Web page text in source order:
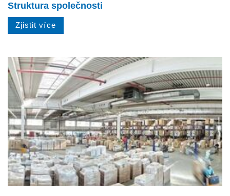
Struktura společnosti
Zjistit více